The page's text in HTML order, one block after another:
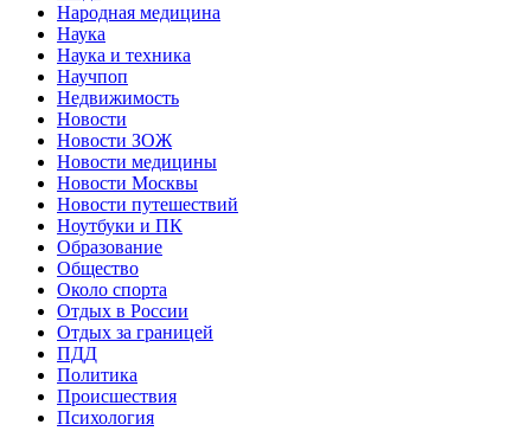
Народная медицина
Наука
Наука и техника
Научпоп
Недвижимость
Новости
Новости ЗОЖ
Новости медицины
Новости Москвы
Новости путешествий
Ноутбуки и ПК
Образование
Общество
Около спорта
Отдых в России
Отдых за границей
ПДД
Политика
Происшествия
Психология